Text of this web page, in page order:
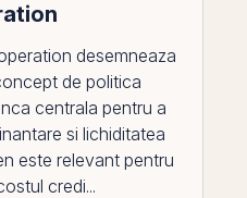
desemneaza
de politica
centrala pentru a
si lichiditatea
este relevant pentru
credi...